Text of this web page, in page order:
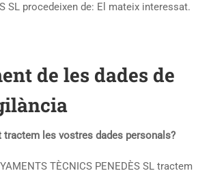
SL procedeixen de: El mateix interessat.
de les dades de
les vostres dades personals?
TÈCNICS PENEDÈS SL tractem